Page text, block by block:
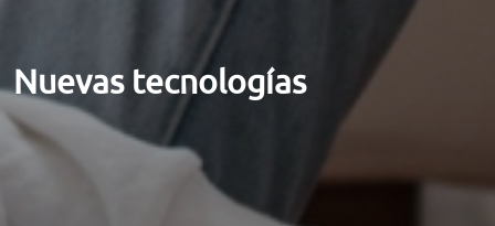
ORIENTACIÓN LABORAL
Nuevas tecnologías